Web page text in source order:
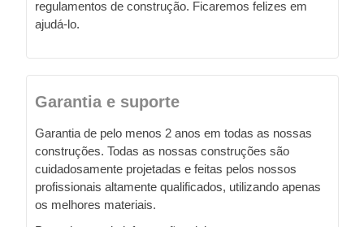
regulamentos de construção. Ficaremos felizes em
ajudá-lo.
Garantia e suporte
Garantia de pelo menos 2 anos em todas as nossas
construções. Todas as nossas construções são
cuidadosamente projetadas e feitas pelos nossos
profissionais altamente qualificados, utilizando apenas
os melhores materiais.